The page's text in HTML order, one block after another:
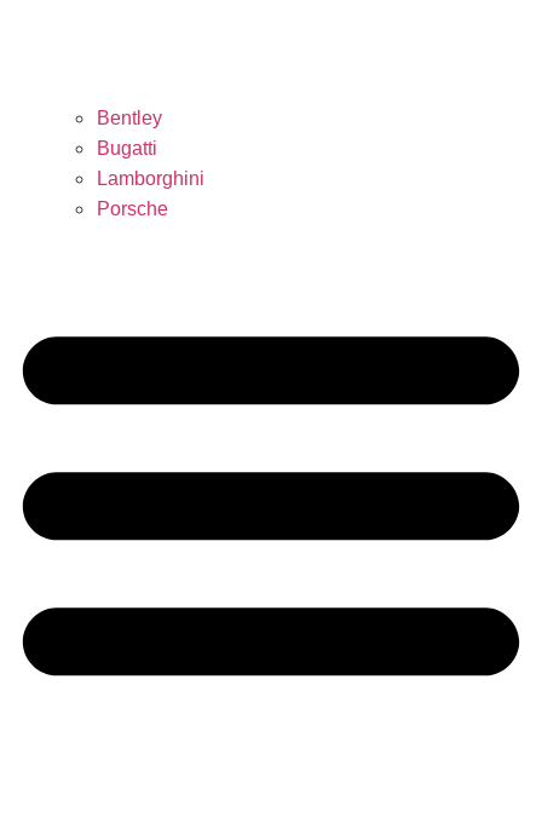
Bentley
Bugatti
Lamborghini
Porsche